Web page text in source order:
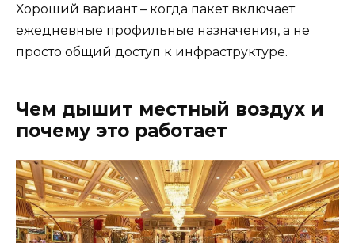
Хороший вариант – когда пакет включает
ежедневные профильные назначения, а не
просто общий доступ к инфраструктуре.
Чем дышит местный воздух и
почему это работает